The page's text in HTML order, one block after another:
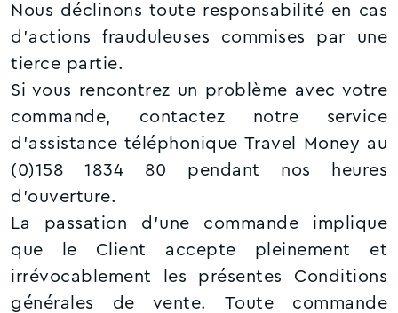
Nous déclinons toute responsabilité en cas
d’actions frauduleuses commises par une
tierce partie.
Si vous rencontrez un problème avec votre
commande, contactez notre service
d'assistance téléphonique Travel Money au
(0)158 1834 80 pendant nos heures
d'ouverture.
La passation d'une commande implique
que le Client accepte pleinement et
irrévocablement les présentes Conditions
générales de vente. Toute commande